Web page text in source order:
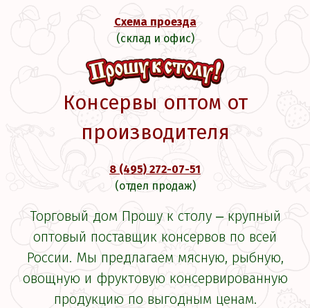
Схема проезда
(склад и офис)
Консервы оптом от
производителя
8 (495) 272-07-51
(отдел продаж)
Торговый дом Прошу к столу ‒ крупный
оптовый поставщик консервов по всей
России. Мы предлагаем мясную, рыбную,
овощную и фруктовую консервированную
продукцию по выгодным ценам.